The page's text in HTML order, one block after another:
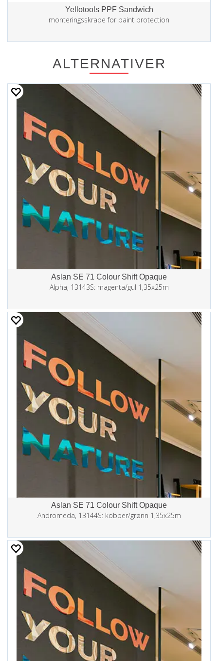
Yellotools PPF Sandwich
monteringsskrape for paint protection
ALTERNATIVER
Aslan SE 71 Colour Shift Opaque
Alpha, 13143S: magenta/gul 1,35x25m
Aslan SE 71 Colour Shift Opaque
Andromeda, 13144S: kobber/grønn 1,35x25m